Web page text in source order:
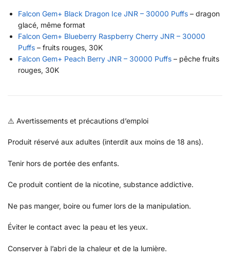
Falcon Gem+ Black Dragon Ice JNR – 30000 Puffs – dragon
glacé, même format
Falcon Gem+ Blueberry Raspberry Cherry JNR – 30000
Puffs – fruits rouges, 30K
Falcon Gem+ Peach Berry JNR – 30000 Puffs – pêche fruits
rouges, 30K
⚠️ Avertissements et précautions d’emploi
Produit réservé aux adultes (interdit aux moins de 18 ans).
Tenir hors de portée des enfants.
Ce produit contient de la nicotine, substance addictive.
Ne pas manger, boire ou fumer lors de la manipulation.
Éviter le contact avec la peau et les yeux.
Conserver à l’abri de la chaleur et de la lumière.